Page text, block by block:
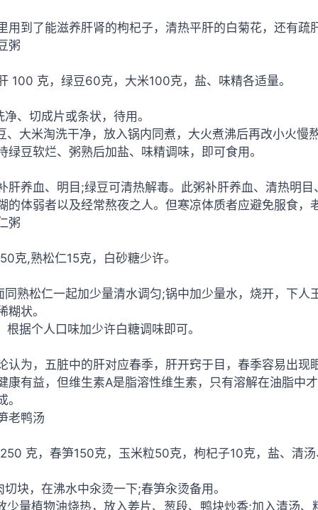
用到了能滋养肝肾的枸杞子，清热平肝的白菊花，还有
粥
100 克，绿豆60克，大米100克，盐、味精各适量。
净、切成片或条状，待用。
、大米淘洗干净，放入锅内同煮，大火煮沸后再改小火慢
绿豆软烂、粥熟后加盐、味精调味，即可食用。
肝养血、明目;绿豆可清热解毒。此粥补肝养血、清热明
的体弱者以及经常熬夜之人。但寒凉体质者应避免服食，
粥
克,熟松仁15克，白砂糖少许。
同熟松仁一起加少量清水调匀;锅中加少量水，烧开，下
糊状。
根据个人口味加少许白糖调味即可。
认为，五脏中的肝对应春季，肝开窍于目，春季容易出
康有益，但维生素A是脂溶性维生素，只有溶解在油脂中
。
老鸭汤
克，春笋150克，玉米粒50克，枸杞子10克，盐、清
切块，在沸水中汆烫一下;春笋汆烫备用。
少量植物油烧热，放入姜片、葱段、鸭块炒香;加入清汤